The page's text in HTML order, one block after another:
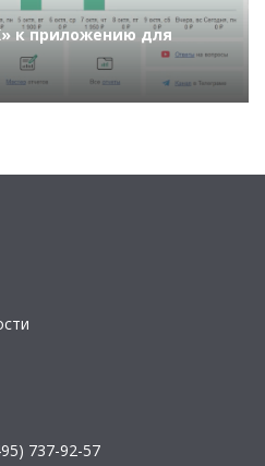
к приложению для
737-92-57